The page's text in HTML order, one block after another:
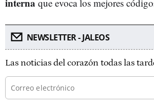
interna que evoca los mejores
NEWSLETTER - JALEOS
Las noticias del corazón todas las